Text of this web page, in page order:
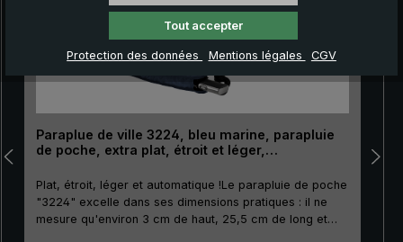
Paraplue de ville 3224, bleu marine, parapluie
de poche, extra plat, étroit et léger,
Plat, étroit, léger et automatique !Le parapluie de poche
"3224" excelle dans ses dimensions pratiques : il ne
mesure qu'environ 3 cm de haut, 25,5 cm de long et
Tout accepter
Protection des données Mentions légales CGV